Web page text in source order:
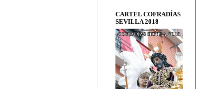
CARTEL COFRADÍAS
SEVILLA 2018